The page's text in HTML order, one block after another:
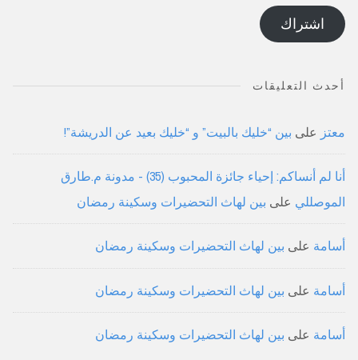
الإلكتروني
اشتراك
أحدث التعليقات
معتز على بين “خليك بالبيت” و “خليك بعيد عن الدريشة”!
أنا لم أنساكم: إحياء جائزة المحبوب (35) - مدونة م.طارق
الموصللي على بين لهاث التحضيرات وسكينة رمضان
أسامة على بين لهاث التحضيرات وسكينة رمضان
أسامة على بين لهاث التحضيرات وسكينة رمضان
أسامة على بين لهاث التحضيرات وسكينة رمضان